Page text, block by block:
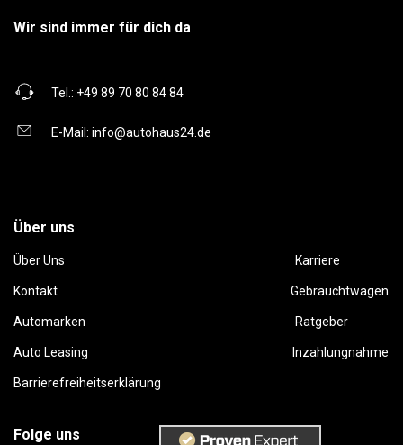
Wir sind immer für dich da
Tel.: +49 89 70 80 84 84
E-Mail: info@autohaus24.de
Über uns
Über Uns Karriere
Kontakt Gebrauchtwagen
Automarken Ratgeber
Auto Leasing Inzahlungnahme
Barrierefreiheitserklärung
Folge uns